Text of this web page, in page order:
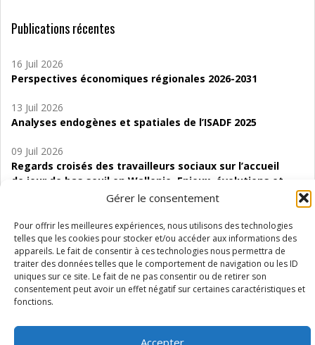
Gérer le consentement
Pour offrir les meilleures expériences, nous utilisons des technologies
telles que les cookies pour stocker et/ou accéder aux informations des
appareils. Le fait de consentir à ces technologies nous permettra de
traiter des données telles que le comportement de navigation ou les ID
uniques sur ce site. Le fait de ne pas consentir ou de retirer son
consentement peut avoir un effet négatif sur certaines caractéristiques et
fonctions.
Accepter
Publications récentes
16 Juil 2026
Perspectives économiques régionales 2026-2031
13 Juil 2026
Analyses endogènes et spatiales de l’ISADF 2025
09 Juil 2026
Regards croisés des travailleurs sociaux sur l’accueil
de jour de bas seuil en Wallonie. Enjeux, évolutions et
06 Juil 2026
Étude d’évaluabilité des Structures
d’accompagnement à l’autocréation d’emploi (SAACE)
01 Juil 2026
Pénurie du personnel infirmier :quels indicateurs
Wallonie ?